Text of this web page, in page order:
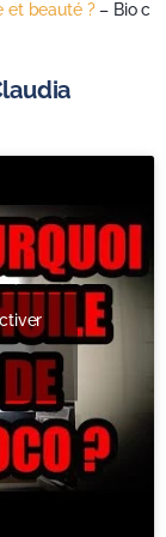
et beauté ?– Bio c